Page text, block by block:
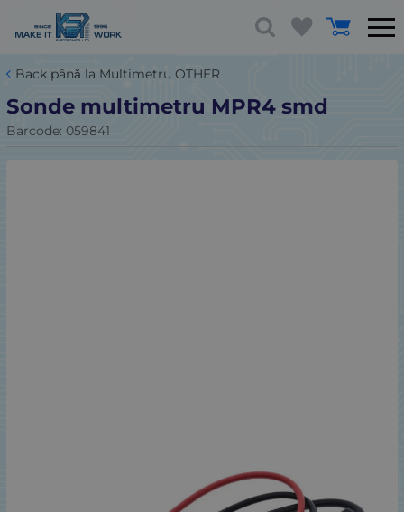
Back până la Multimetru OTHER
Sonde multimetru MPR4 smd
Barcode: 059841